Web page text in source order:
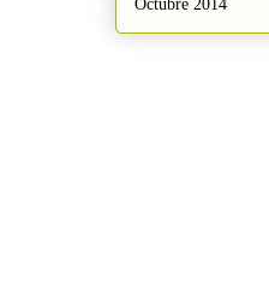
Octubre 2014